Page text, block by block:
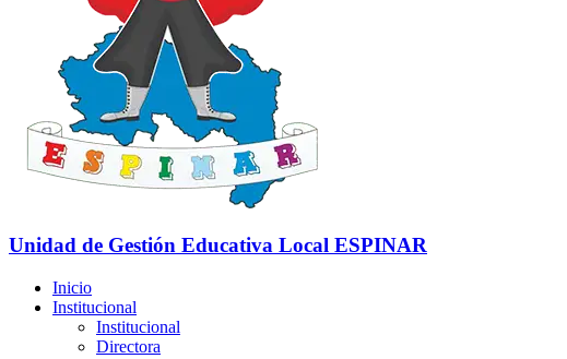
Unidad de Gestión Educativa Local ESPINAR
Inicio
Institucional
Institucional
Directora